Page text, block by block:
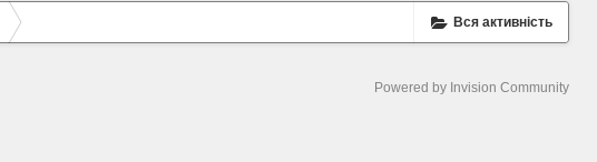
Вся активність
Powered by Invision Community